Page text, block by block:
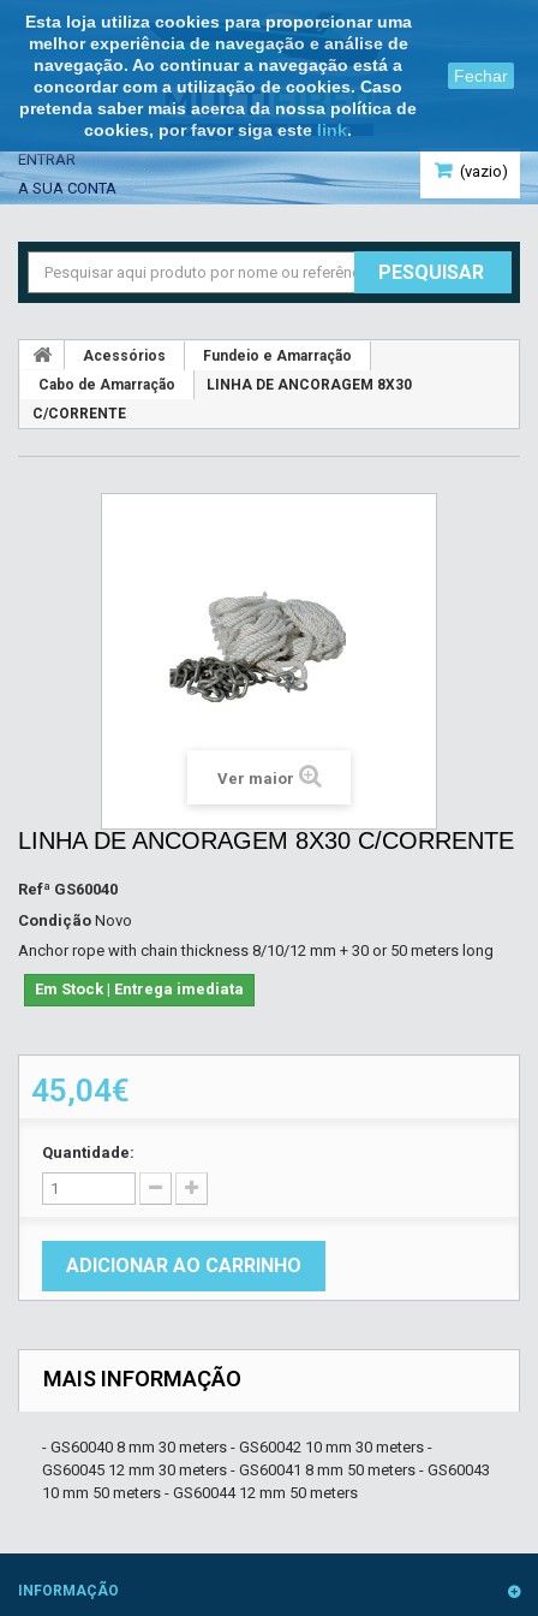
Esta loja utiliza cookies para proporcionar uma
melhor experiência de navegação e análise de
navegação. Ao continuar a navegação está a
concordar com a utilização de cookies. Caso
pretenda saber mais acerca da nossa política de
cookies, por favor siga este link.
Fechar
(vazio)
ENTRAR
A SUA CONTA
PESQUISAR
Acessórios
Fundeio e Amarração
Cabo de Amarração
LINHA DE ANCORAGEM 8X30
C/CORRENTE
Ver maior
LINHA DE ANCORAGEM 8X30 C/CORRENTE
Refª GS60040
Condição Novo
Anchor rope with chain thickness 8/10/12 mm + 30 or 50 meters long
Em Stock | Entrega imediata
45,04€
Quantidade:
ADICIONAR AO CARRINHO
MAIS INFORMAÇÃO
- GS60040 8 mm 30 meters - GS60042 10 mm 30 meters -
GS60045 12 mm 30 meters - GS60041 8 mm 50 meters - GS60043
10 mm 50 meters - GS60044 12 mm 50 meters
INFORMAÇÃO